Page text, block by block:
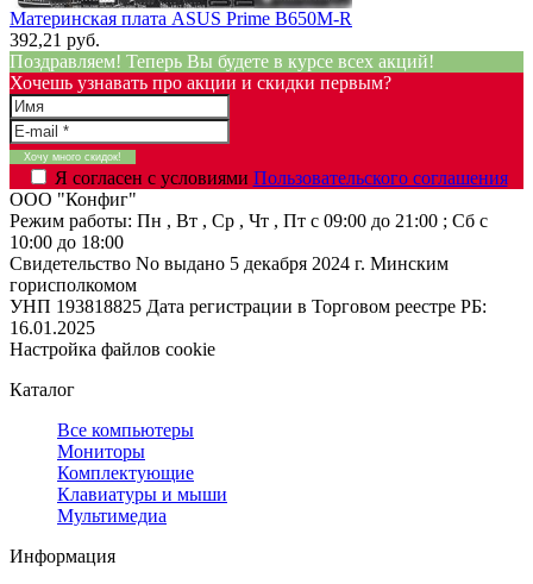
Материнская плата ASUS Prime B650M-R
392,21 руб.
Поздравляем! Теперь Вы будете в курсе всех акций!
Хочешь узнавать про акции и скидки первым?
Я согласен с условиями Пользовательского соглашения
ООО "Конфиг"
Режим работы: Пн , Вт , Ср , Чт , Пт c 09:00 до 21:00 ; Сб c
10:00 до 18:00
Свидетельство No выдано 5 декабря 2024 г. Минским
горисполкомом
УНП 193818825 Дата регистрации в Торговом реестре РБ:
16.01.2025
Настройка файлов cookie
Каталог
Все компьютеры
Мониторы
Комплектующие
Клавиатуры и мыши
Мультимедиа
Информация